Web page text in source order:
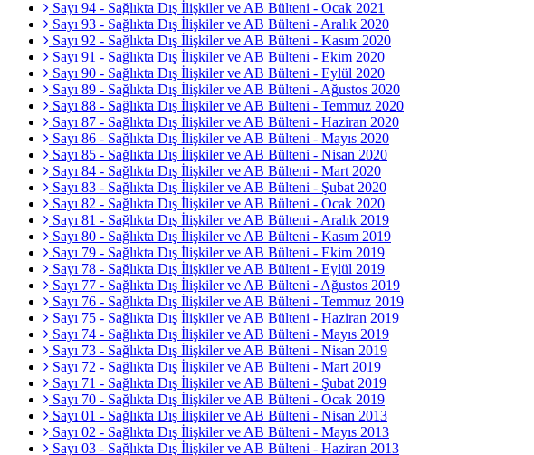
Sayı 94 - Sağlıkta Dış İlişkiler ve AB Bülteni - Ocak 2021
Sayı 93 - Sağlıkta Dış İlişkiler ve AB Bülteni - Aralık 2020
Sayı 92 - Sağlıkta Dış İlişkiler ve AB Bülteni - Kasım 2020
Sayı 91 - Sağlıkta Dış İlişkiler ve AB Bülteni - Ekim 2020
Sayı 90 - Sağlıkta Dış İlişkiler ve AB Bülteni - Eylül 2020
Sayı 89 - Sağlıkta Dış İlişkiler ve AB Bülteni - Ağustos 2020
Sayı 88 - Sağlıkta Dış İlişkiler ve AB Bülteni - Temmuz 2020
Sayı 87 - Sağlıkta Dış İlişkiler ve AB Bülteni - Haziran 2020
Sayı 86 - Sağlıkta Dış İlişkiler ve AB Bülteni - Mayıs 2020
Sayı 85 - Sağlıkta Dış İlişkiler ve AB Bülteni - Nisan 2020
Sayı 84 - Sağlıkta Dış İlişkiler ve AB Bülteni - Mart 2020
Sayı 83 - Sağlıkta Dış İlişkiler ve AB Bülteni - Şubat 2020
Sayı 82 - Sağlıkta Dış İlişkiler ve AB Bülteni - Ocak 2020
Sayı 81 - Sağlıkta Dış İlişkiler ve AB Bülteni - Aralık 2019
Sayı 80 - Sağlıkta Dış İlişkiler ve AB Bülteni - Kasım 2019
Sayı 79 - Sağlıkta Dış İlişkiler ve AB Bülteni - Ekim 2019
Sayı 78 - Sağlıkta Dış İlişkiler ve AB Bülteni - Eylül 2019
Sayı 77 - Sağlıkta Dış İlişkiler ve AB Bülteni - Ağustos 2019
Sayı 76 - Sağlıkta Dış İlişkiler ve AB Bülteni - Temmuz 2019
Sayı 75 - Sağlıkta Dış İlişkiler ve AB Bülteni - Haziran 2019
Sayı 74 - Sağlıkta Dış İlişkiler ve AB Bülteni - Mayıs 2019
Sayı 73 - Sağlıkta Dış İlişkiler ve AB Bülteni - Nisan 2019
Sayı 72 - Sağlıkta Dış İlişkiler ve AB Bülteni - Mart 2019
Sayı 71 - Sağlıkta Dış İlişkiler ve AB Bülteni - Şubat 2019
Sayı 70 - Sağlıkta Dış İlişkiler ve AB Bülteni - Ocak 2019
Sayı 01 - Sağlıkta Dış İlişkiler ve AB Bülteni - Nisan 2013
Sayı 02 - Sağlıkta Dış İlişkiler ve AB Bülteni - Mayıs 2013
Sayı 03 - Sağlıkta Dış İlişkiler ve AB Bülteni - Haziran 2013